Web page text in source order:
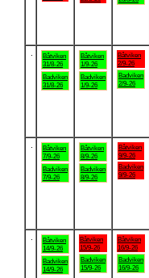
Båtviken
31/8-26
Badviken
31/8-26
Båtviken
1/9-26
Badviken
1/9-26
Båtviken
2/9-26
Badviken
2/9-26
Båtviken
7/9-26
Badviken
7/9-26
Båtviken
8/9-26
Badviken
8/9-26
Båtviken
9/9-26
Badviken
9/9-26
Båtviken
14/9-26
Badviken
14/9-26
Båtviken
15/9-26
Badviken
15/9-26
Båtviken
16/9-26
Badviken
16/9-26